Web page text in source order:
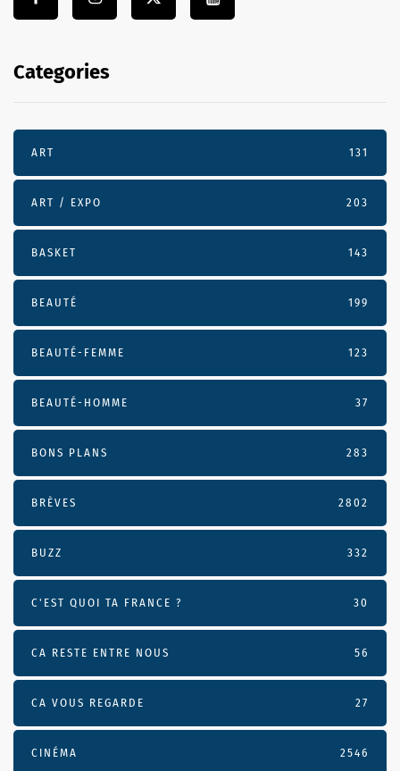
Categories
ART 131
ART / EXPO 203
BASKET 143
BEAUTÉ 199
BEAUTÉ-FEMME 123
BEAUTÉ-HOMME 37
BONS PLANS 283
BRÈVES 2802
BUZZ 332
C'EST QUOI TA FRANCE ? 30
CA RESTE ENTRE NOUS 56
CA VOUS REGARDE 27
CINÉMA 2546